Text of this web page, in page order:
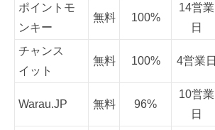
ポイントモ
ンキー
無料 100%
14営業
日
チャンス
イット
無料 100% 4営業日
Warau.JP 無料 96%
10営業
日